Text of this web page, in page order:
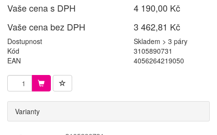
Vaše cena s DPH
4 190,00 Kč
Vaše cena bez DPH
3 462,81 Kč
Dostupnost
Skladem > 3 páry
Kód
3105890731
EAN
4056264219050
Varianty